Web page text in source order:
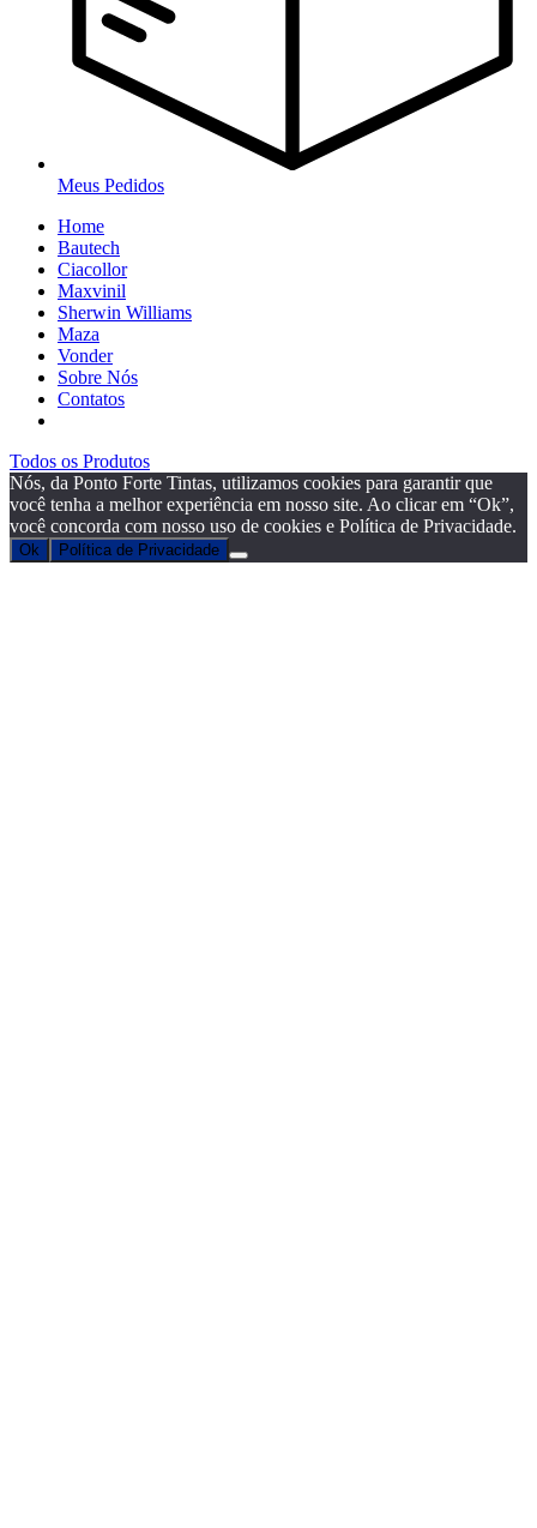
Meus Pedidos
Home
Bautech
Ciacollor
Maxvinil
Sherwin Williams
Maza
Vonder
Sobre Nós
Contatos
Todos os Produtos
Nós, da Ponto Forte Tintas, utilizamos cookies para garantir que
você tenha a melhor experiência em nosso site. Ao clicar em “Ok”,
você concorda com nosso uso de cookies e Política de Privacidade.
Ok Política de Privacidade